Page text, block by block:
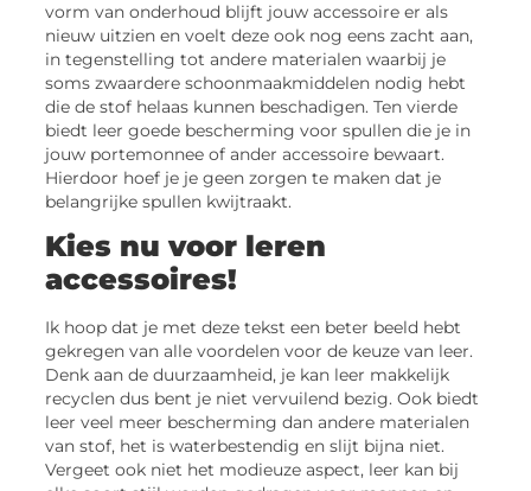
vorm van onderhoud blijft jouw accessoire er als
nieuw uitzien en voelt deze ook nog eens zacht aan,
in tegenstelling tot andere materialen waarbij je
soms zwaardere schoonmaakmiddelen nodig hebt
die de stof helaas kunnen beschadigen. Ten vierde
biedt leer goede bescherming voor spullen die je in
jouw portemonnee of ander accessoire bewaart.
Hierdoor hoef je je geen zorgen te maken dat je
belangrijke spullen kwijtraakt.
Kies nu voor leren
accessoires!
Ik hoop dat je met deze tekst een beter beeld hebt
gekregen van alle voordelen voor de keuze van leer.
Denk aan de duurzaamheid, je kan leer makkelijk
recyclen dus bent je niet vervuilend bezig. Ook biedt
leer veel meer bescherming dan andere materialen
van stof, het is waterbestendig en slijt bijna niet.
Vergeet ook niet het modieuze aspect, leer kan bij